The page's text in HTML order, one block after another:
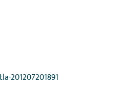
201207201891